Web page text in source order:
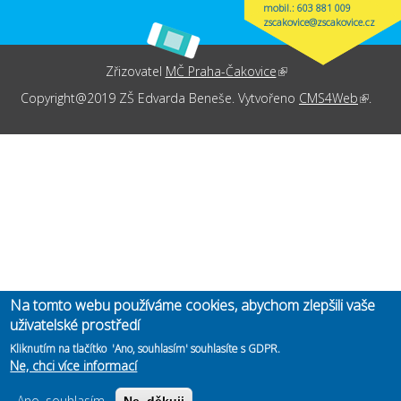
mobil.: 603 881 009
zscakovice@zscakovice.cz
Zřizovatel MČ Praha-Čakovice(link is external)
Copyright@2019 ZŠ Edvarda Beneše. Vytvořeno CMS4Web (link is
.
Na tomto webu používáme cookies, abychom zlepšili vaše
uživatelské prostředí
Kliknutím na tlačítko 'Ano, souhlasím' souhlasíte s GDPR.
Ne, chci více informací